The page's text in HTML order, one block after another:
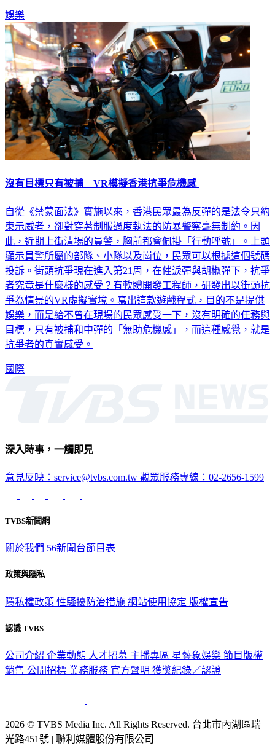
娛樂
沒有目標只有被捕 VR模擬香港抗爭危機感
自從《禁蒙面法》實施以來，香港民眾最為反彈的是法令只約
束示威者，卻對穿著制服過度執法的防暴警察毫無制約。因
此，近期上街清場的員警，胸前都會佩掛「行動呼號」。上頭
顯示員警所屬的部隊、小隊以及崗位，民眾可以根據這個號碼
投訴。街頭抗爭現在進入第21周，在催淚彈與胡椒彈下，抗爭
者究竟是什麼樣的感受？有軟體開發工程師，研發出以街頭抗
爭為情景的VR虛擬實境。寫出這款遊戲程式，目的不是提供
娛樂，而是給不曾在現場的民眾感受一下，沒有明確的任務與
目標，只有被捕和中彈的「無助危機感」，而這種感覺，就是
抗爭者的真實感受。
國際
深入時事，一觸即見
意見反映：service@tvbs.com.tw 觀眾服務專線：02-2656-1599
TVBS新聞網
關於我們 56新聞台節目表
政策與隱私
隱私權政策 性騷擾防治措施 網站使用協定 版權宣告
認識 TVBS
公司介紹 企業動態 人才招募 主播專區 星藝象娛樂 節目版權
銷售 公開招標 業務服務 官方聲明 獲獎紀錄／認證
2026 © TVBS Media Inc. All Rights Reserved. 台北市內湖區瑞
光路451號 | 聯利媒體股份有限公司